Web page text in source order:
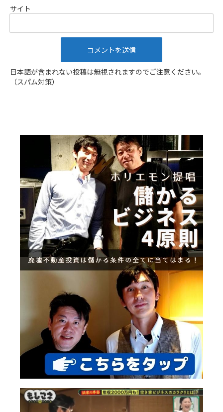
サイト
日本語が含まれない投稿は無視されますのでご注意ください。
（スパム対策）